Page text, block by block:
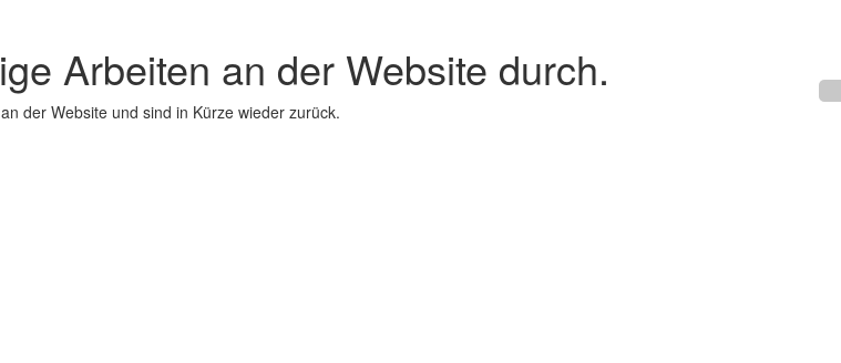
Arbeiten an der Website durch.
der Website und sind in Kürze wieder zurück.